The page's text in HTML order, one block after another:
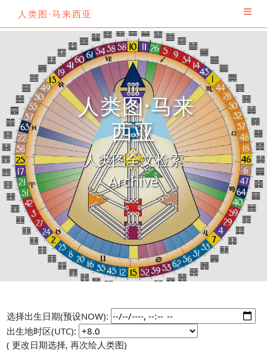
人类图·马来西亚
人类图·马来
西亚
人类图全文检索
Archive
选择出生日期(预设NOW):
出生地时区(UTC):
( 更改日期选择, 再次绘人类图)